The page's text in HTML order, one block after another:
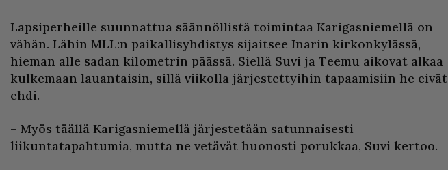
Lapsiperheille suunnattua säännöllistä toimintaa Karigasniemellä on
vähän. Lähin MLL:n paikallisyhdistys sijaitsee Inarin kirkonkylässä,
hieman alle sadan kilometrin päässä. Siellä Suvi ja Teemu aikovat alkaa
kulkemaan lauantaisin, sillä viikolla järjestettyihin tapaamisiin he eivät
ehdi.
– Myös täällä Karigasniemellä järjestetään satunnaisesti
liikuntatapahtumia, mutta ne vetävät huonosti porukkaa, Suvi kertoo.